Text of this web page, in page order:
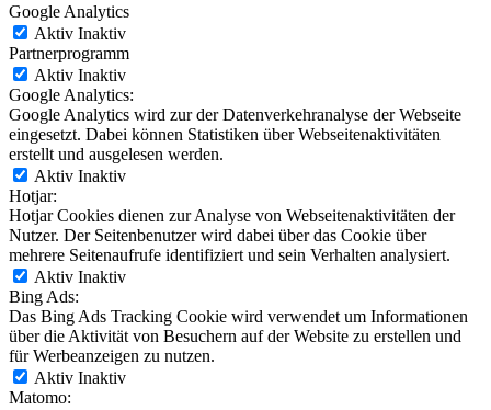
Google Analytics
Aktiv Inaktiv
Partnerprogramm
Aktiv Inaktiv
Google Analytics:
Google Analytics wird zur der Datenverkehranalyse der Webseite
eingesetzt. Dabei können Statistiken über Webseitenaktivitäten
erstellt und ausgelesen werden.
Aktiv Inaktiv
Hotjar:
Hotjar Cookies dienen zur Analyse von Webseitenaktivitäten der
Nutzer. Der Seitenbenutzer wird dabei über das Cookie über
mehrere Seitenaufrufe identifiziert und sein Verhalten analysiert.
Aktiv Inaktiv
Bing Ads:
Das Bing Ads Tracking Cookie wird verwendet um Informationen
über die Aktivität von Besuchern auf der Website zu erstellen und
für Werbeanzeigen zu nutzen.
Aktiv Inaktiv
Matomo: